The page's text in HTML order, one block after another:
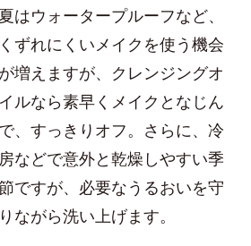
夏はウォータープルーフなど、
くずれにくいメイクを使う機会
が増えますが、クレンジングオ
イルなら素早くメイクとなじん
で、すっきりオフ。さらに、冷
房などで意外と乾燥しやすい季
ですが、必要なうるおいを守
りながら洗い上げます。